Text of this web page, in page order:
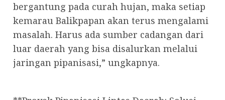
bergantung pada curah hujan, maka setiap
kemarau Balikpapan akan terus mengalami
masalah. Harus ada sumber cadangan dari
luar daerah yang bisa disalurkan melalui
jaringan pipanisasi,” ungkapnya.